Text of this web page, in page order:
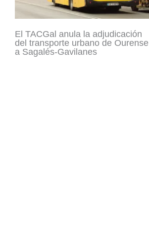
El TACGal anula la adjudicación
del transporte urbano de Ourense
a Sagalés-Gavilanes